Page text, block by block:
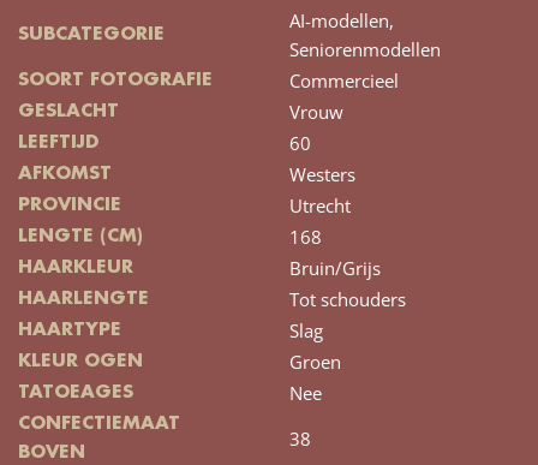
SUBCATEGORIE
AI-modellen,
Seniorenmodellen
SOORT FOTOGRAFIE Commercieel
GESLACHT Vrouw
LEEFTIJD 60
AFKOMST Westers
PROVINCIE Utrecht
LENGTE (CM) 168
HAARKLEUR Bruin/Grijs
HAARLENGTE Tot schouders
HAARTYPE Slag
KLEUR OGEN Groen
TATOEAGES Nee
CONFECTIEMAAT
BOVEN
38